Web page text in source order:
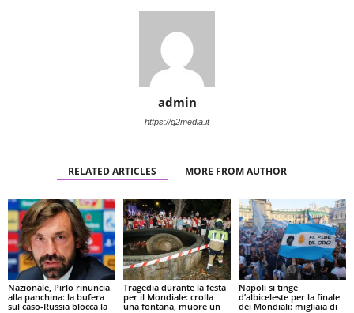
admin
https://g2media.it
RELATED ARTICLES MORE FROM AUTHOR
Nazionale, Pirlo rinuncia
alla panchina: la bufera
sul caso-Russia blocca la
Tragedia durante la festa
per il Mondiale: crolla
una fontana, muore un
Napoli si tinge
d’albiceleste per la finale
dei Mondiali: migliaia di